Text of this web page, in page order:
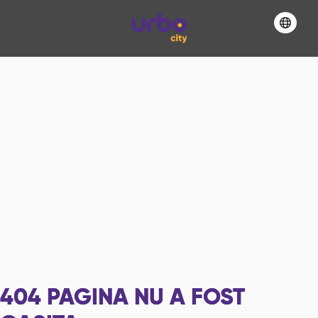
404 PAGINA NU A FOST